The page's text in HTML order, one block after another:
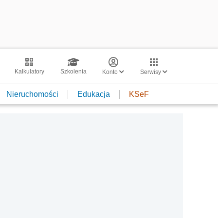
Kalkulatory Szkolenia Konto Serwisy
Nieruchomości Edukacja KSeF